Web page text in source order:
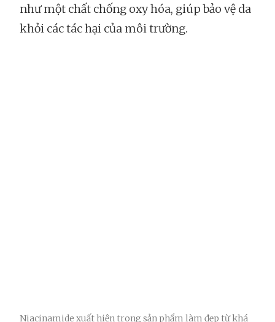
như một chất chống oxy hóa, giúp bảo vệ da
khỏi các tác hại của môi trường.
Niacinamide xuất hiện trong sản phẩm làm đẹp từ khá